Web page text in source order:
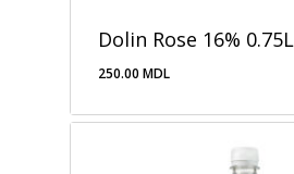
Dolin Rose 16% 0.75L
250.00 MDL